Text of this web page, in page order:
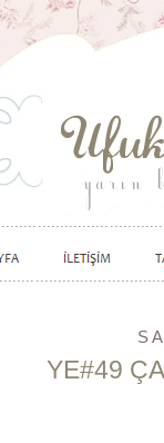
YE#49